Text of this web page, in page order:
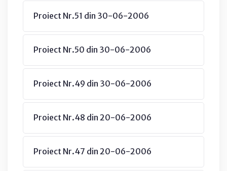
Proiect Nr.51 din 30-06-2006
Proiect Nr.50 din 30-06-2006
Proiect Nr.49 din 30-06-2006
Proiect Nr.48 din 20-06-2006
Proiect Nr.47 din 20-06-2006